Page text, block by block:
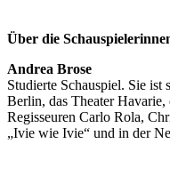
Über die
Andrea Brose
Studierte Schauspiel. Sie
Berlin, das Theater Havarie,
Regisseuren Carlo Rola,
„Ivie wie Ivie“ und in der